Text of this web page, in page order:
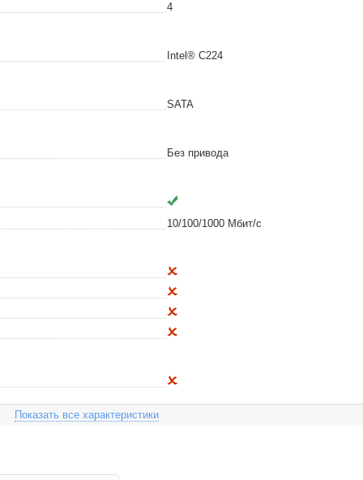
4
Intel® C224
SATA
Без привода
10/100/1000 Мбит/с
Показать все характеристики